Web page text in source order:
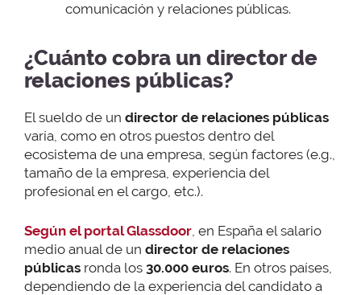
comunicación y relaciones públicas.
¿Cuánto cobra un director de
relaciones públicas?
El sueldo de un director de relaciones públicas
varía, como en otros puestos dentro del
ecosistema de una empresa, según factores (e.g.,
tamaño de la empresa, experiencia del
profesional en el cargo, etc.).
Según el portal Glassdoor , en España el salario
medio anual de un director de relaciones
públicas ronda los 30.000 euros. En otros países,
dependiendo de la experiencia del candidato a